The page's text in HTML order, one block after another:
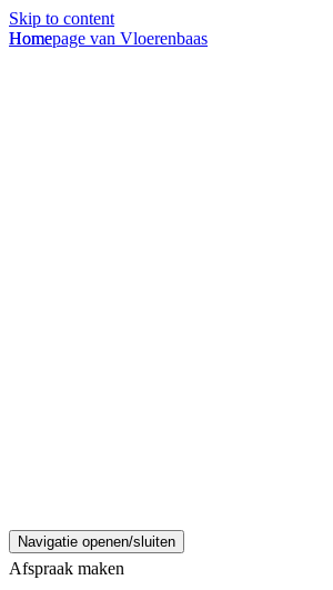
Skip to content
Homepage van Vloerenbaas
Navigatie openen/sluiten
Afspraak maken
Home